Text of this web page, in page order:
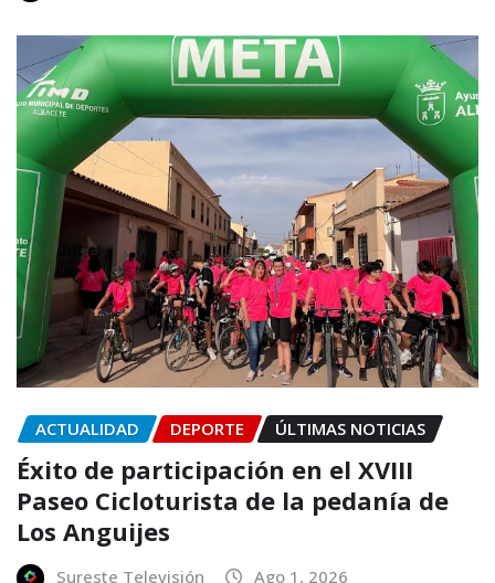
ACTUALIDAD DEPORTE ÚLTIMAS NOTICIAS
Éxito de participación en el XVIII
Paseo Cicloturista de la pedanía de
Los Anguijes
Sureste Televisión Ago 1, 2026